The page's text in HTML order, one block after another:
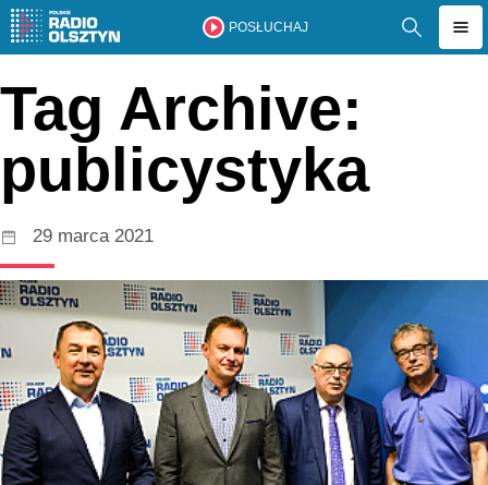
POSŁUCHAJ
Tag Archive:
publicystyka
29 marca 2021